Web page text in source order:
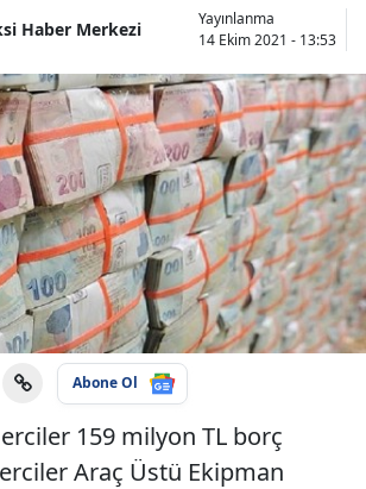
Haber Merkezi
Yayınlanma
14 Ekim 2021 - 13:53
Abone Ol
159 milyon TL borç
Araç Üstü Ekipman